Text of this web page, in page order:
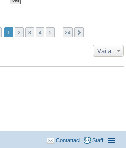
1 2 3 4 5 24
Vai a
Staff
Contattaci